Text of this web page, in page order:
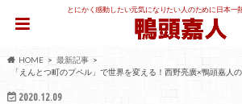
とにかく感動したい元気になりたい人のために日本一
HOME
最新記事
「えんとつ町のプペル」で世界を変える！西野亮廣×鴨頭嘉人
2020.12.09